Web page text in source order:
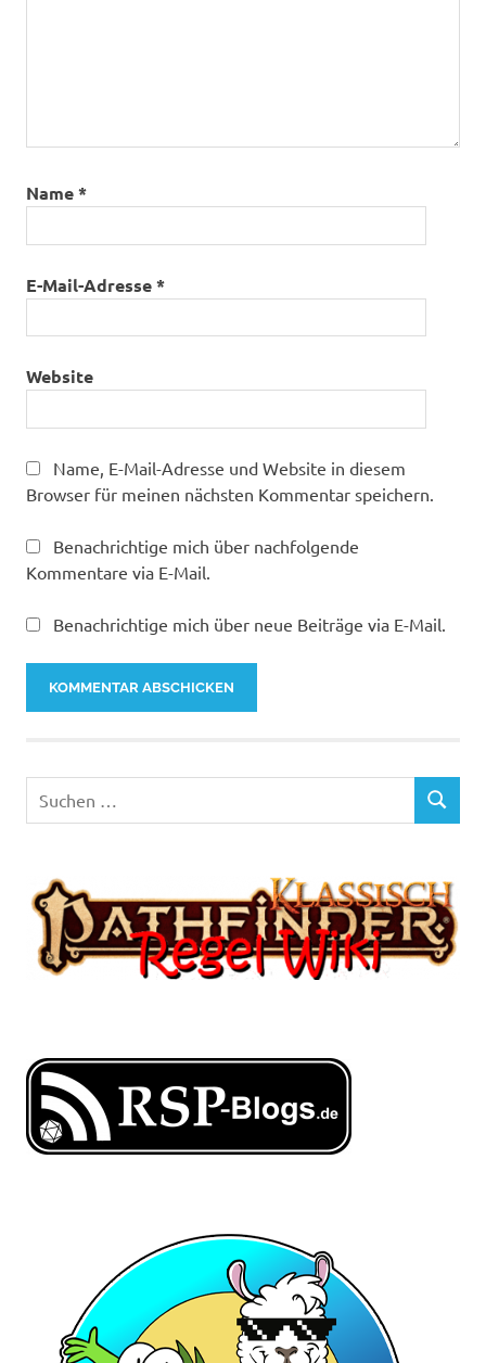
Name*
E-Mail-Adresse*
Website
Name, E-Mail-Adresse und Website in diesem
Browser für meinen nächsten Kommentar speichern.
Benachrichtige mich über nachfolgende
Kommentare via E-Mail.
Benachrichtige mich über neue Beiträge via E-Mail.
nach:
SUCHEN